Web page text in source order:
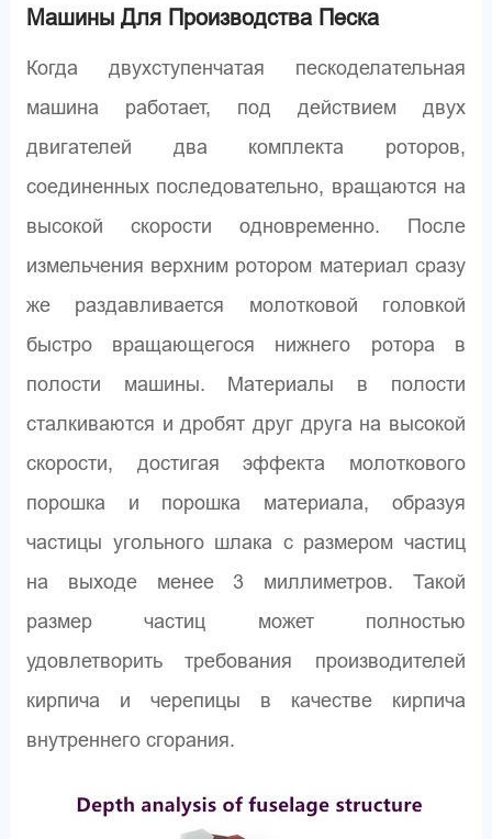
Машины Для Производства Песка
Когда двухступенчатая пескоделательная
машина работает, под действием двух
двигателей два комплекта роторов,
соединенных последовательно, вращаются на
высокой скорости одновременно. После
измельчения верхним ротором материал сразу
же раздавливается молотковой головкой
быстро вращающегося нижнего ротора в
полости машины. Материалы в полости
сталкиваются и дробят друг друга на высокой
скорости, достигая эффекта молоткового
порошка и порошка материала, образуя
частицы угольного шлака с размером частиц
на выходе менее 3 миллиметров. Такой
размер частиц может полностью
удовлетворить требования производителей
кирпича и черепицы в качестве кирпича
внутреннего сгорания.